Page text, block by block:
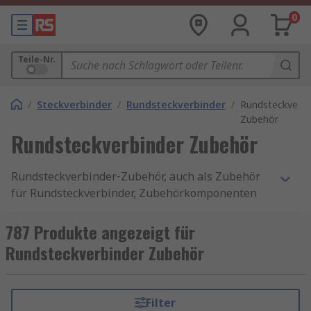
0
Teile-Nr.
/ Steckverbinder / Rundsteckverbinder /
Zubehör
Rundsteckverbinder Zubehör
Rundsteckverbinder‑Zubehör, auch als Zubehör
für Rundsteckverbinder, Zubehörkomponenten
eine breite Auswahl an Bauteilen, die
Rundsteckverbinder funktional erweitern,
schützen oder an spezifische Anwendungen
entscheidend dazu bei, die Lebensdauer und
787 Produkte angezeigt für
Rundsteckverbinder Zubehör
Filter